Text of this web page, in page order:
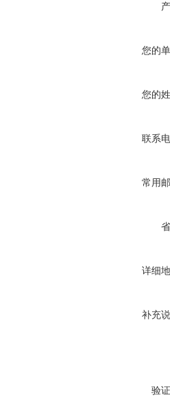
您的
您的
联系
常用
详细
补充
验